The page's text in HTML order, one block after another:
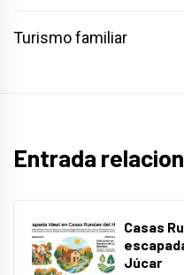
Turismo familiar
Entrada
Casas
Júcar